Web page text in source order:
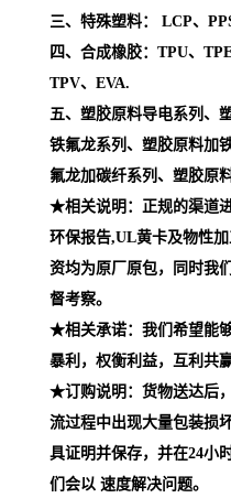
三、特殊塑料： LCP、
四、合成橡胶：TPU、
TPV、EVA.
五、塑胶原料导电系列、
铁氟龙系列、塑胶原料加
氟龙加碳纤系列、塑胶原
★相关说明：正规的渠道
环保报告,UL黄卡及物性
资均为原厂原包，同时我
督考察。
★相关承诺：我们希望能
暴利，权衡利益，互利共赢
★订购说明：货物送达后
流过程中出现大量包装损
具证明并保存，并在24小
们会以 速度解决问题。